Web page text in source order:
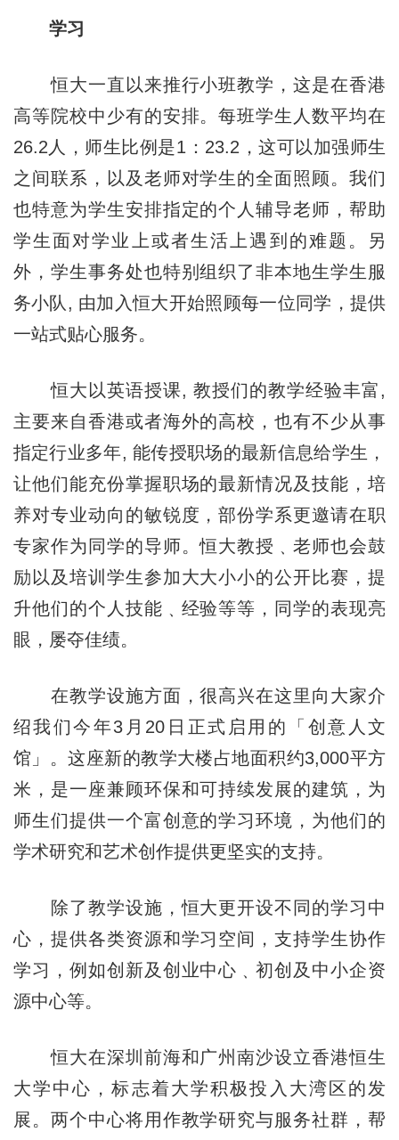
学习
恒大一直以来推行小班教学，这是在香港
高等院校中少有的安排。每班学生人数平均在
26.2人，师生比例是1：23.2，这可以加强师生
之间联系，以及老师对学生的全面照顾。我们
也特意为学生安排指定的个人辅导老师，帮助
学生面对学业上或者生活上遇到的难题。另
外，学生事务处也特别组织了非本地生学生服
务小队, 由加入恒大开始照顾每一位同学，提供
一站式贴心服务。
恒大以英语授课, 教授们的教学经验丰富,
主要来自香港或者海外的高校，也有不少从事
指定行业多年, 能传授职场的最新信息给学生，
让他们能充份掌握职场的最新情况及技能，培
养对专业动向的敏锐度，部份学系更邀请在职
专家作为同学的导师。恒大教授﹑老师也会鼓
励以及培训学生参加大大小小的公开比赛，提
升他们的个人技能﹑经验等等，同学的表现亮
眼，屡夺佳绩。
在教学设施方面，很高兴在这里向大家介
绍我们今年3月20日正式启用的「创意人文
馆」。这座新的教学大楼占地面积约3,000平方
米，是一座兼顾环保和可持续发展的建筑，为
师生们提供一个富创意的学习环境，为他们的
学术研究和艺术创作提供更坚实的支持。
除了教学设施，恒大更开设不同的学习中
心，提供各类资源和学习空间，支持学生协作
学习，例如创新及创业中心﹑初创及中小企资
源中心等。
恒大在深圳前海和广州南沙设立香港恒生
大学中心，标志着大学积极投入大湾区的发
展。两个中心将用作教学研究与服务社群，帮